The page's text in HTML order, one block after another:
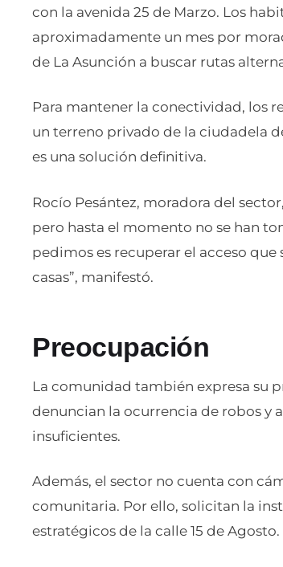
con la avenida 25 de Marzo. Los
aproximadamente un mes por
de La Asunción a buscar rutas
Para mantener la conectividad, los
un terreno privado de la ciudadela
es una solución definitiva.
Rocío Pesántez, moradora del
pero hasta el momento no se han
pedimos es recuperar el acceso
casas”, manifestó.
Preocupación
La comunidad también expresa su
denuncian la ocurrencia de robos y
insuficientes.
Además, el sector no cuenta con
comunitaria. Por ello, solicitan la
estratégicos de la calle 15 de Agosto.